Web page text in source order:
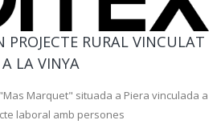
PROJECTE RURAL VINCULAT
A LA VINYA
Marquet" situada a Piera vinculada a
laboral amb persones